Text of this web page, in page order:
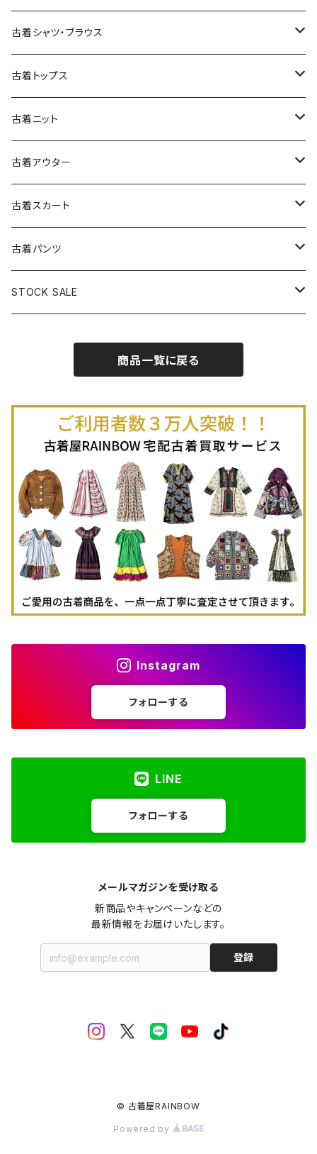
古着長袖ワンピース
古着半袖ワンピース
古着ノースリーブワンピース
古着キャミソールワンピース
古着ベアトップワンピース
古着オールインワン
古着オーバーオール
古着シャツ・ブラウス
古着長袖シャツ・ブラウス
古着半袖シャツ・ブラウス
古着ノースリーブシャツ・ブラウス
古着トップス
古着スウェット&パーカー
古着スウェット
古着パーカー
古着プルオーバー
古着長袖プルオーバー
古着半袖プルオーバー
古着Ｔシャツ
古着長袖Ｔシャツ
古着半袖Ｔシャツ
古着ベスト
古着キャミソール
古着ポロシャツ
古着長袖ポロシャツ
古着スウェット
古着パーカー
古着タンクトップ
古着ニット
古着セーター
古着カーディガン
古着半袖ニット
古着ニットアウター
古着アウター
古着ライトジャケット
古着ライトコート
古着ヘビージャケット
古着羽織り
古着スカート
古着ロング丈スカート (丈76cm-)
古着膝丈スカート (丈56-75cm)
古着ミニ丈スカート (丈56-75cm)
古着パンツ
古着ロング丈パンツ
STOCK SALE
Autumn / Winter
商品一覧に戻る
Instagram
フォローする
LINE
フォローする
メールマガジンを受け取る
新商品やキャンペーンなどの
最新情報をお届けいたします。
登録
© 古着屋RAINBOW
Powered by